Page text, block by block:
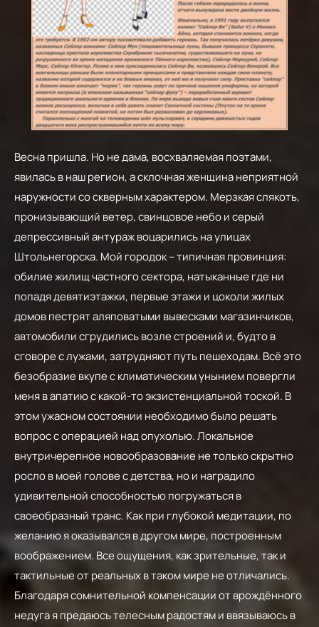
Весна пришла. Но не дама, восхваляемая поэтами,
явилась в наш регион, а склочная женщина неприятной
наружности со скверным характером. Мерзкая слякоть,
пронизывающий ветер, свинцовое небо и серый
депрессивный антураж воцарились на улицах
Штольнегорска. Мой городок – типичная провинция:
обилие жилищ частного сектора, натыканные где ни
попадя девятиэтажки, первые этажи и цоколи жилых
домов пестрят аляповатыми вывесками магазинчиков,
автомобили сгрудились возле строений и, будто в
сговоре с лужами, затрудняют путь пешеходам. Всё это
безобразие вкупе с климатическим унынием повергли
меня в апатию с какой-то экзистенциальной тоской. В
этом ужасном состоянии необходимо было решать
вопрос с операцией над опухолью. Локальное
внутричерепное новообразование не только скрытно
росло в моей голове с детства, но и наградило
удивительной способностью погружаться в
своеобразный транс. Как при глубокой медитации, по
желанию я оказывался в другом мире, построенным
воображением. Все ощущения, как зрительные, так и
тактильные от реальных в таком мире не отличались.
Благодаря сомнительной компенсации от врождённого
недуга я предаюсь телесным радостям и ввязываюсь в